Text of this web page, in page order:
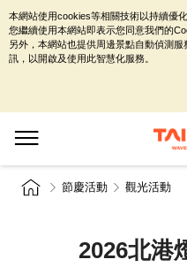
節慶活動 觀光活動
2026北港
本網站使用cookies等相關技術以持續優
您繼續使用本網站即表示您同意我們的
另外，本網站也提供周邊景點自動偵測
訊，以開啟及使用此智慧化服務。